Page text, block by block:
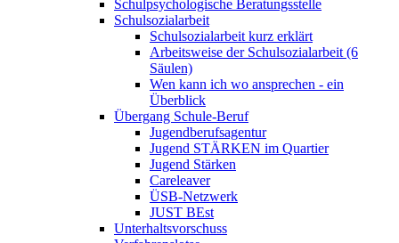
Schulpsychologische Beratungsstelle
Schulsozialarbeit
Schulsozialarbeit kurz erklärt
Arbeitsweise der Schulsozialarbeit (6
Säulen)
Wen kann ich wo ansprechen - ein
Überblick
Übergang Schule-Beruf
Jugendberufsagentur
Jugend STÄRKEN im Quartier
Jugend Stärken
Careleaver
ÜSB-Netzwerk
JUST BEst
Unterhaltsvorschuss